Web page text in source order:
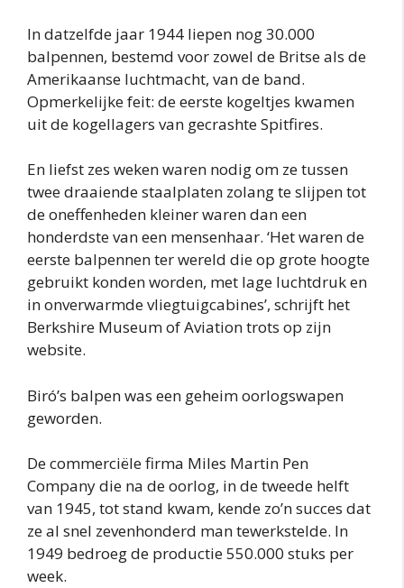
In datzelfde jaar 1944 liepen nog 30.000
balpennen, bestemd voor zowel de Britse als de
Amerikaanse luchtmacht, van de band.
Opmerkelijke feit: de eerste kogeltjes kwamen
uit de kogellagers van gecrashte Spitfires.
En liefst zes weken waren nodig om ze tussen
twee draaiende staalplaten zolang te slijpen tot
de oneffenheden kleiner waren dan een
honderdste van een mensenhaar. ‘Het waren de
eerste balpennen ter wereld die op grote hoogte
gebruikt konden worden, met lage luchtdruk en
in onverwarmde vliegtuigcabines’, schrijft het
Berkshire Museum of Aviation trots op zijn
website.
Biró’s balpen was een geheim oorlogswapen
geworden.
De commerciële firma Miles Martin Pen
Company die na de oorlog, in de tweede helft
van 1945, tot stand kwam, kende zo’n succes dat
ze al snel zevenhonderd man tewerkstelde. In
1949 bedroeg de productie 550.000 stuks per
week.